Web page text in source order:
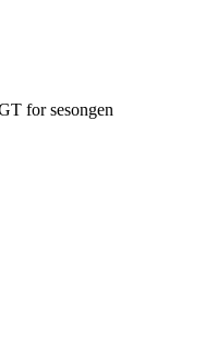
for sesongen